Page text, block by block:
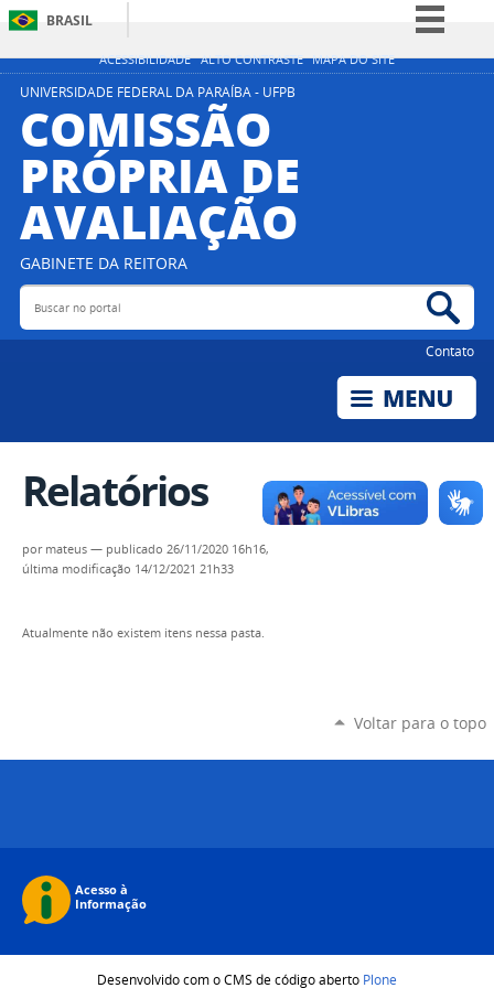
ACESSIBILIDADE ALTO CONTRASTE MAPA DO SITE
BRASIL
Simplifique!
Acesso à informação
UNIVERSIDADE FEDERAL DA PARAÍBA - UFPB
COMISSÃO
PRÓPRIA DE
AVALIAÇÃO
GABINETE DA REITORA
Buscar no portal
Contato
Relatórios
por mateus — publicado 26/11/2020 16h16,
última modificação 14/12/2021 21h33
Atualmente não existem itens nessa pasta.
Voltar para o topo
Desenvolvido com o CMS de código aberto Plone